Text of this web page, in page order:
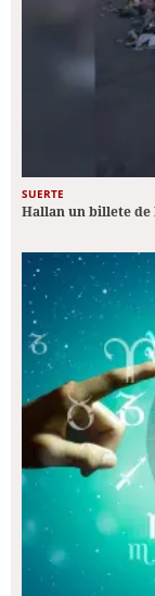
SUERTE
Hallan un billete